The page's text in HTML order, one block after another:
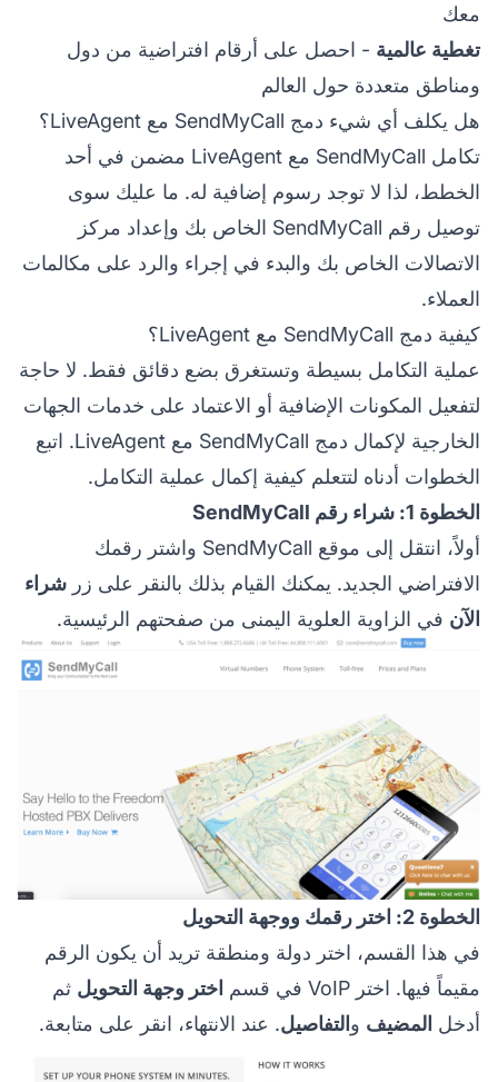
معك
تغطية عالمية - احصل على أرقام افتراضية من دول
ومناطق متعددة حول العالم
هل يكلف أي شيء دمج SendMyCall مع LiveAgent؟
تكامل SendMyCall مع LiveAgent مضمن في أحد
الخطط، لذا لا توجد رسوم إضافية له. ما عليك سوى
توصيل رقم SendMyCall الخاص بك وإعداد مركز
الاتصالات الخاص بك والبدء في إجراء والرد على مكالمات
العملاء.
كيفية دمج SendMyCall مع LiveAgent؟
عملية التكامل بسيطة وتستغرق بضع دقائق فقط. لا حاجة
لتفعيل المكونات الإضافية أو الاعتماد على خدمات الجهات
الخارجية لإكمال دمج SendMyCall مع LiveAgent. اتبع
الخطوات أدناه لتتعلم كيفية إكمال عملية التكامل.
الخطوة 1: شراء رقم SendMyCall
أولاً، انتقل إلى موقع SendMyCall واشتر رقمك
الافتراضي الجديد. يمكنك القيام بذلك بالنقر على زر شراء
الآن في الزاوية العلوية اليمنى من صفحتهم الرئيسية.
الخطوة 2: اختر رقمك ووجهة التحويل
في هذا القسم، اختر دولة ومنطقة تريد أن يكون الرقم
مقيماً فيها. اختر VoIP في قسم
اختر وجهة التحويل ثم
أدخل المضيف و التفاصيل. عند الانتهاء، انقر على متابعة.